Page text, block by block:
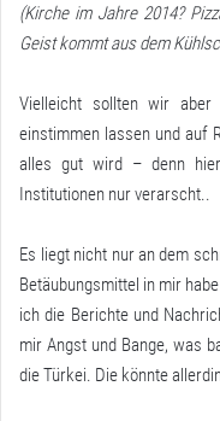
(Kirche im Jahre 2014?
Geist kommt aus dem
Vielleicht sollten wir
einstimmen lassen und auf
alles gut wird – denn
Institutionen nur verarscht..
Es liegt nicht nur an dem
Betäubungsmittel in mir
ich die Berichte und
mir Angst und Bange, was
die Türkei. Die könnte